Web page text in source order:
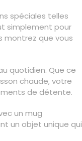
spéciales telles
simplement pour
montrez que vous
quotidien. Que ce
chaude, votre
de détente.
un mug
un objet unique qui